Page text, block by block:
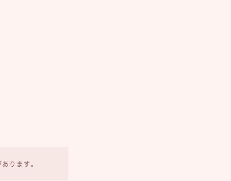
ります。